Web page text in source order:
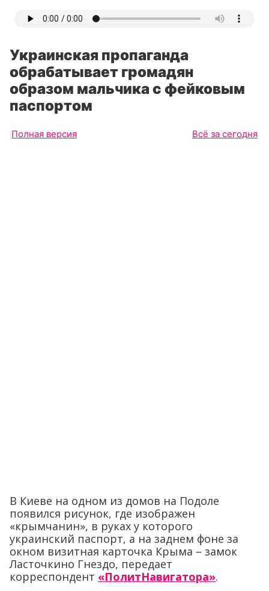
Украинская пропаганда
обрабатывает громадян
образом мальчика с фейковым
паспортом
Полная версия Всё за сегодня
В Киеве на одном из домов на Подоле
появился рисунок, где изображен
«крымчанин», в руках у которого
украинский паспорт, а на заднем фоне за
окном визитная карточка Крыма – замок
Ласточкино Гнездо, передает
корреспондент «ПолитНавигатора».